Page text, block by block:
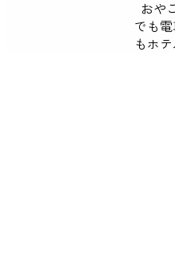
おや
でも
もホ